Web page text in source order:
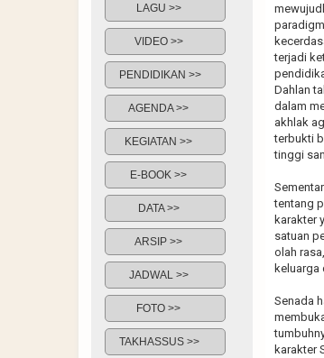
terjadi
Dahlan
dalam
akhlak
terbukti
tinggi
tentang
karakter
satuan
olah
keluarga
Senada
karakter
LAGU >>
VIDEO >>
PENDIDIKAN >>
AGENDA >>
KEGIATAN >>
E-BOOK >>
DATA >>
ARSIP >>
JADWAL >>
FOTO >>
TAKHASSUS >>